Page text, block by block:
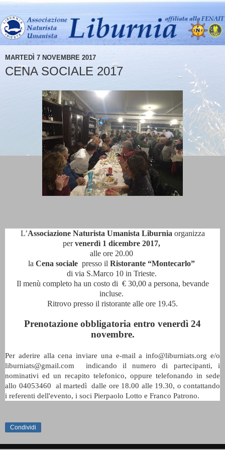
MARTEDÌ 7 NOVEMBRE 2017
CENA SOCIALE 2017
L’Associazione Naturista Umanista Liburnia organizza
pervenerdì 1 dicembre 2017,
alle ore 20.00
la Cena sociale presso il Ristorante “Montecarlo”
di via S.Marco 10 in Trieste.
Il menù completo ha un costo di € 30,00 a persona, bevande
incluse.
Ritrovo presso il ristorante alle ore 19.45.
Prenotazione obbligatoria entro venerdì 24
novembre.
Per aderire alla cena inviare una e-mail ainfo@liburniats.org e/o
liburniats@gmail.com indicando il numero di partecipanti, i
nominativi ed un recapito telefonico, oppure telefonando in sede
allo 04053460 al martedì dalle ore 18.00 alle 19.30, o contattando
i referenti dell'evento, i soci Pierpaolo Lotto e Franco Patrono.
Condividi